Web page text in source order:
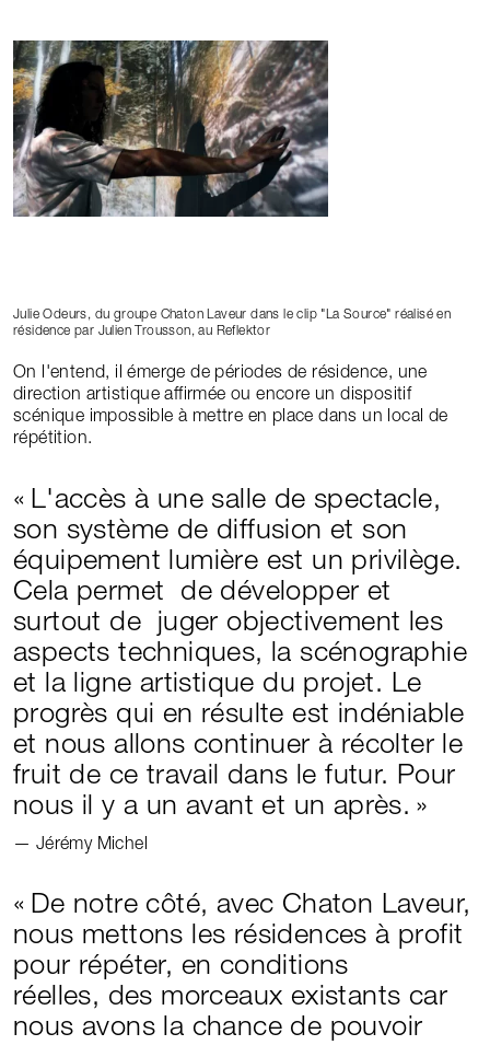
Julie Odeurs, du groupe Chaton Laveur dans le clip "La Source" réalisé en
résidence par Julien Trousson, au Reflektor
On l'entend, il émerge de périodes de résidence, une
direction artistique affirmée ou encore un dispositif
scénique impossible à mettre en place dans un local de
répétition.
L'accès à une salle de spectacle,
son système de diffusion et son
équipement lumière est un privilège.
Cela permet de développer et
surtout de juger objectivement les
aspects techniques, la scénographie
et la ligne artistique du projet. Le
progrès qui en résulte est indéniable
et nous allons continuer à récolter le
fruit de ce travail dans le futur. Pour
nous il y a un avant et un après.
Jérémy Michel
De notre côté, avec Chaton Laveur,
nous mettons les résidences à profit
pour répéter, en conditions
réelles, des morceaux existants car
nous avons la chance de pouvoir